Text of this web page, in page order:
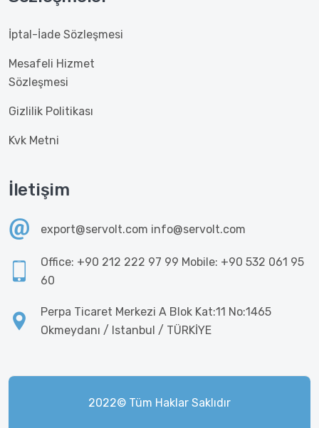
İptal-İade Sözleşmesi
Mesafeli Hizmet
Sözleşmesi
Gizlilik Politikası
Kvk Metni
İletişim
export@servolt.com info@servolt.com
Office: +90 212 222 97 99 Mobile: +90 532 061 95
60
Perpa Ticaret Merkezi A Blok Kat:11 No:1465
Okmeydanı / Istanbul / TÜRKİYE
2022© Tüm Haklar Saklıdır